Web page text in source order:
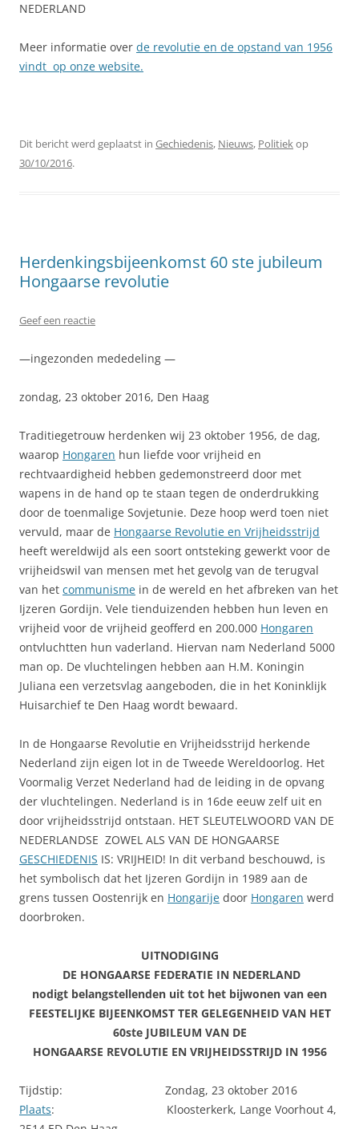
NEDERLAND
Meer informatie over de revolutie en de opstand van 1956
vindt op onze website.
Dit bericht werd geplaatst in Gechiedenis, Nieuws, Politiekop
30/10/2016.
Herdenkingsbijeenkomst 60 ste jubileum
Hongaarse revolutie
Geef een reactie
—ingezonden mededeling —
zondag, 23 oktober 2016, Den Haag
Traditiegetrouw herdenken wij 23 oktober 1956, de dag,
waarop Hongaren hun liefde voor vrijheid en
rechtvaardigheid hebben gedemonstreerd door met
wapens in de hand op te staan tegen de onderdrukking
door de toenmalige Sovjetunie. Deze hoop werd toen niet
vervuld, maar de Hongaarse Revolutie en Vrijheidsstrijd
heeft wereldwijd als een soort ontsteking gewerkt voor de
vrijheidswil van mensen met het gevolg van de terugval
van het communisme in de wereld en het afbreken van het
Ijzeren Gordijn. Vele tienduizenden hebben hun leven en
vrijheid voor de vrijheid geofferd en 200.000 Hongaren
ontvluchtten hun vaderland. Hiervan nam Nederland 5000
man op. De vluchtelingen hebben aan H.M. Koningin
Juliana een verzetsvlag aangeboden, die in het Koninklijk
Huisarchief te Den Haag wordt bewaard.
In de Hongaarse Revolutie en Vrijheidsstrijd herkende
Nederland zijn eigen lot in de Tweede Wereldoorlog. Het
Voormalig Verzet Nederland had de leiding in de opvang
der vluchtelingen. Nederland is in 16de eeuw zelf uit en
door vrijheidsstrijd ontstaan. HET SLEUTELWOORD VAN DE
NEDERLANDSE ZOWEL ALS VAN DE HONGAARSE
GESCHIEDENIS IS: VRIJHEID! In dit verband beschouwd, is
het symbolisch dat het Ijzeren Gordijn in 1989 aan de
grens tussen Oostenrijk en Hongarije door Hongaren werd
doorbroken.
UITNODIGING
DE HONGAARSE FEDERATIE IN NEDERLAND
nodigt belangstellenden uit tot het bijwonen van een
FEESTELIJKE BIJEENKOMST TER GELEGENHEID VAN HET
60ste JUBILEUM VAN DE
HONGAARSE REVOLUTIE EN VRIJHEIDSSTRIJD IN 1956
Tijdstip: Zondag, 23 oktober 2016
Plaats: Kloosterkerk, Lange Voorhout 4,